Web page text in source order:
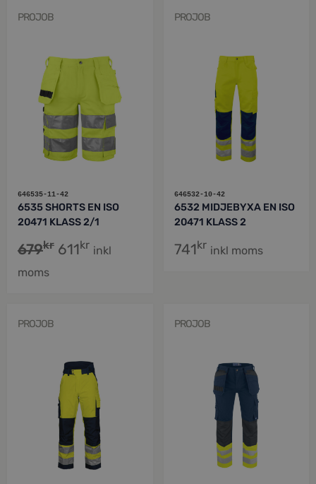
PROJOB
646535-11-42
6535 SHORTS EN ISO
20471 KLASS 2/1
679kr 611kr inkl
moms
PROJOB
646532-10-42
6532 MIDJEBYXA EN ISO
20471 KLASS 2
741kr inkl moms
PROJOB PROJOB